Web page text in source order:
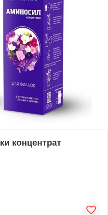
концентрат